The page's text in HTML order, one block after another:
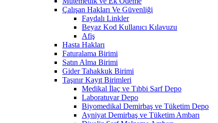
Çalışan Hakları Ve Güvenliği
Faydalı Linkler
Beyaz Kod Kullanıcı Kılavuzu
Afiş
Hasta Hakları
Faturalama Birimi
Satın Alma Birimi
Gider Tahakkuk Birimi
Taşınır Kayıt Birimleri
Medikal İlaç ve Tıbbi Sarf Depo
Laboratuvar Depo
Biyomedikal Demirbaş ve Tüketim Depo
Ayniyat Demirbaş ve Tüketim Ambarı